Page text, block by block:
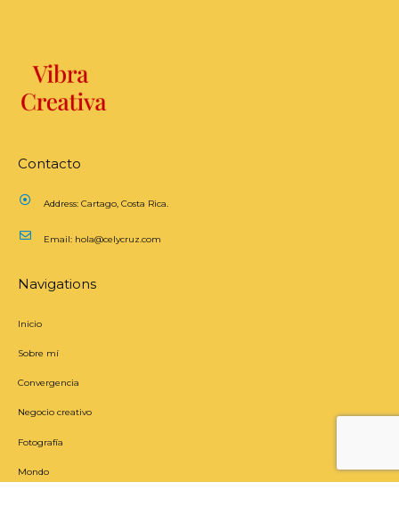
Contacto
Address: Cartago, Costa Rica.
Email: hola@celycruz.com
Navigations
Inicio
Sobre mí
Convergencia
Negocio creativo
Fotografía
Mondo